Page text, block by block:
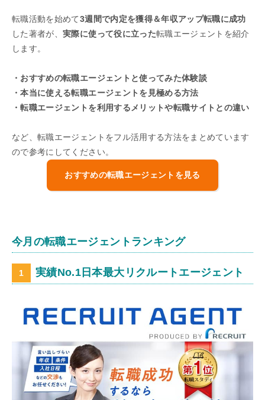
転職活動を始めて3週間で内定を獲得＆年収アップ転職に成功
した著者が、実際に使って役に立った転職エージェントを紹介
します。
・おすすめの転職エージェントと使ってみた体験談
・本当に使える転職エージェントを見極める方法
・転職エージェントを利用するメリットや転職サイトとの違い
など、転職エージェントをフル活用する方法をまとめています
ので参考にしてください。
おすすめの転職エージェントを見る
今月の転職エージェントランキング
実績No.1日本最大リクルートエージェント